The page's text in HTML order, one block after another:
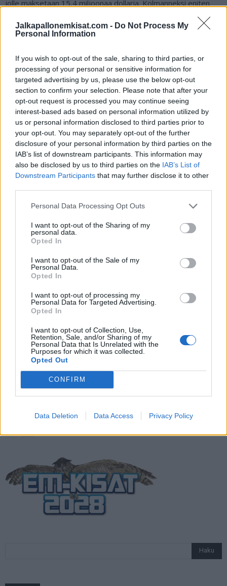
Jalkapallonemkisat.com - Do Not Process My
Personal Information
If you wish to opt-out of the sale, sharing to third parties, or
processing of your personal or sensitive information for
targeted advertising by us, please use the below opt-out
section to confirm your selection. Please note that after your
opt-out request is processed you may continue seeing
interest-based ads based on personal information utilized by
us or personal information disclosed to third parties prior to
your opt-out. You may separately opt-out of the further
disclosure of your personal information by third parties on the
IAB’s list of downstream participants. This information may
also be disclosed by us to third parties on the IAB’s List of
Downstream Participants that may further disclose it to other
Personal Data Processing Opt Outs
I want to opt-out of the Sharing of my
personal data.
Opted In
I want to opt-out of the Sale of my
Personal Data.
Opted In
I want to opt-out of processing my
Personal Data for Targeted Advertising.
Opted In
I want to opt-out of Collection, Use,
Retention, Sale, and/or Sharing of my
Personal Data that Is Unrelated with the
Purposes for which it was collected.
Opted Out
CONFIRM
Data Deletion Data Access Privacy Policy
jolle maksetaan 15,4 miljoonaa dollaria. Kolmanneksi eniten
, jonka
tienestit ovat noin 8,2 miljoonaa dollaria.
Lue myös: Huuhkajille shokkitappio Kazakstania vastaan –
toive kisapaikasta lepää nyt jatkokarsinnassa
Edellinen artikkeli
Huuhkajille shokkitappio
kisapaikasta lepää nyt
jatkokarsinnassa
Seuraava artikkeli
Jalkapallon EM-karsinnat
maat ovat kisapaikkansa jo
lunastaneet
LIITTYVÄT ARTIKKELIT LISÄÄ TEKIJÄLTÄ
todellinen jalkapallokommentaattorin
analyysi
Suomi-Hollanti näkyy ilmaiseksi TV:stä –
näin katsot ottelun
Jalkapallon U21 EM-kisat 2025 – tässä